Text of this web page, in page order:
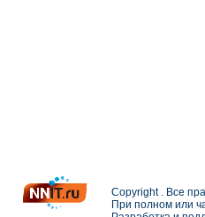
Copyright . Все
При полном или